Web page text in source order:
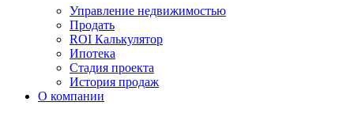
Управление недвижимостью
Продать
ROI Калькулятор
Ипотека
Стадия проекта
История продаж
О компании